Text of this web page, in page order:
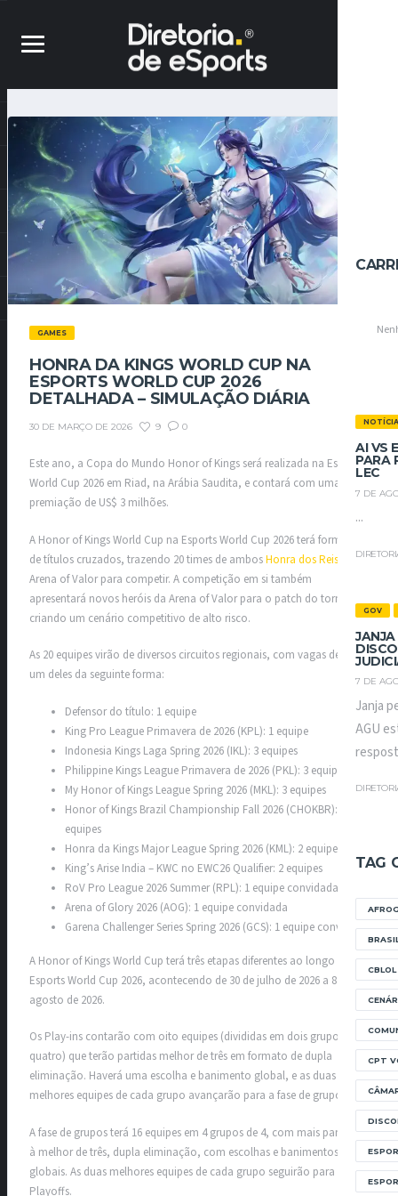
AI VS
PARA
LEC
7 DE
...
GOV
7 DE
Janja
AGU
TAG
CBLOL
CPT
GAMES
HONRA DA KINGS WORLD CUP NA
ESPORTS WORLD CUP 2026
DETALHADA – SIMULAÇÃO DIÁRIA
30 DE MARÇO DE 2026 9 0
Este ano, a Copa do Mundo Honor of Kings será realizada na Esports
World Cup 2026 em Riad, na Arábia Saudita, e contará com uma
premiação de US$ 3 milhões.
A Honor of Kings World Cup na Esports World Cup 2026 terá formato
de títulos cruzados, trazendo 20 times de ambosHonra dos Reis
Arena of Valor para competir. A competição em si também
apresentará novos heróis da Arena of Valor para o patch do torneio,
criando um cenário competitivo de alto risco.
As 20 equipes virão de diversos circuitos regionais, com vagas de cada
um deles da seguinte forma:
Defensor do título: 1 equipe
King Pro League Primavera de 2026 (KPL): 1 equipe
Indonesia Kings Laga Spring 2026 (IKL): 3 equipes
Philippine Kings League Primavera de 2026 (PKL): 3 equipes
My Honor of Kings League Spring 2026 (MKL): 3 equipes
Honor of Kings Brazil Championship Fall 2026 (CHOKBR): 2
equipes
Honra da Kings Major League Spring 2026 (KML): 2 equipes
King’s Arise India – KWC no EWC26 Qualifier: 2 equipes
RoV Pro League 2026 Summer (RPL): 1 equipe convidada
Arena of Glory 2026 (AOG): 1 equipe convidada
Garena Challenger Series Spring 2026 (GCS): 1 equipe convidada
A Honor of Kings World Cup terá três etapas diferentes ao longo da
Esports World Cup 2026, acontecendo de 30 de julho de 2026 a 8 de
agosto de 2026.
Os Play-ins contarão com oito equipes (divididas em dois grupos de
quatro) que terão partidas melhor de três em formato de dupla
eliminação. Haverá uma escolha e banimento global, e as duas
melhores equipes de cada grupo avançarão para a fase de grupos.
A fase de grupos terá 16 equipes em 4 grupos de 4, com mais partidas
à melhor de três, dupla eliminação, com escolhas e banimentos
globais. As duas melhores equipes de cada grupo seguirão para os
Playoffs.